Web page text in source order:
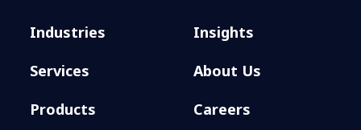
Industries
Services
Products
Insights
About Us
Careers